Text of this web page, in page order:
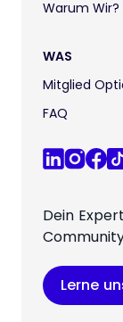
Warum Wir?
WAS
Mitglied
FAQ
Dein
Lerne